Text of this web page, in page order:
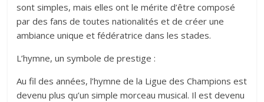
sont simples, mais elles ont le mérite d’être composé
par des fans de toutes nationalités et de créer une
ambiance unique et fédératrice dans les stades.
L’hymne, un symbole de prestige :
Au fil des années, l’hymne de la Ligue des Champions est
devenu plus qu’un simple morceau musical. Il est devenu